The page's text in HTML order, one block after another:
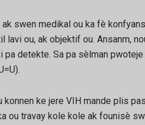
swen medikal ou ka fè
lavi ou, ak objektif ou. Ansanm,
pa detekte. Sa pa sèlman
konnen ke jere VIH mande plis
ou travay kole kole ak founisè